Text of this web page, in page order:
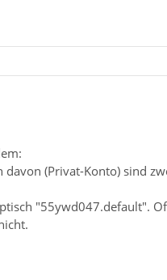
(Privat-Konto) sind
"55ywd047.default".